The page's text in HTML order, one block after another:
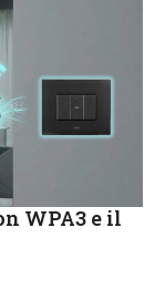
WPA3 e il